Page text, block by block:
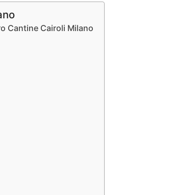
Cantine Cairoli Milano